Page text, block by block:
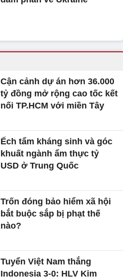
Cận cảnh dự án hơn 36.000
tỷ đồng mở rộng cao tốc kết
nối TP.HCM với miền Tây
Ếch tẩm kháng sinh và góc
khuất ngành ẩm thực tỷ
USD ở Trung Quốc
Trốn đóng bảo hiểm xã hội
bắt buộc sắp bị phạt thế
nào?
Tuyển Việt Nam thắng
Indonesia 3-0: HLV Kim